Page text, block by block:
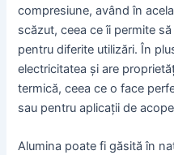
compresiune, având în
scăzut, ceea ce îi permite
pentru diferite utilizări. În
electricitatea și are
termică, ceea ce o face
sau pentru aplicații de
Alumina poate fi găsită în